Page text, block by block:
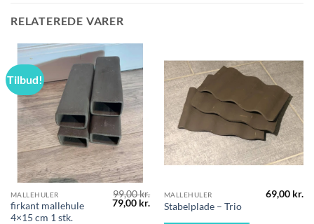
RELATEREDE VARER
Tilbud!
MALLEHULER
firkant mallehule
4×15 cm 1 stk.
99,00kr.
Den
oprindelige
79,00 kr. Den
aktuelle
pris
MALLEHULER
Stabelplade – Trio
69,00 kr.